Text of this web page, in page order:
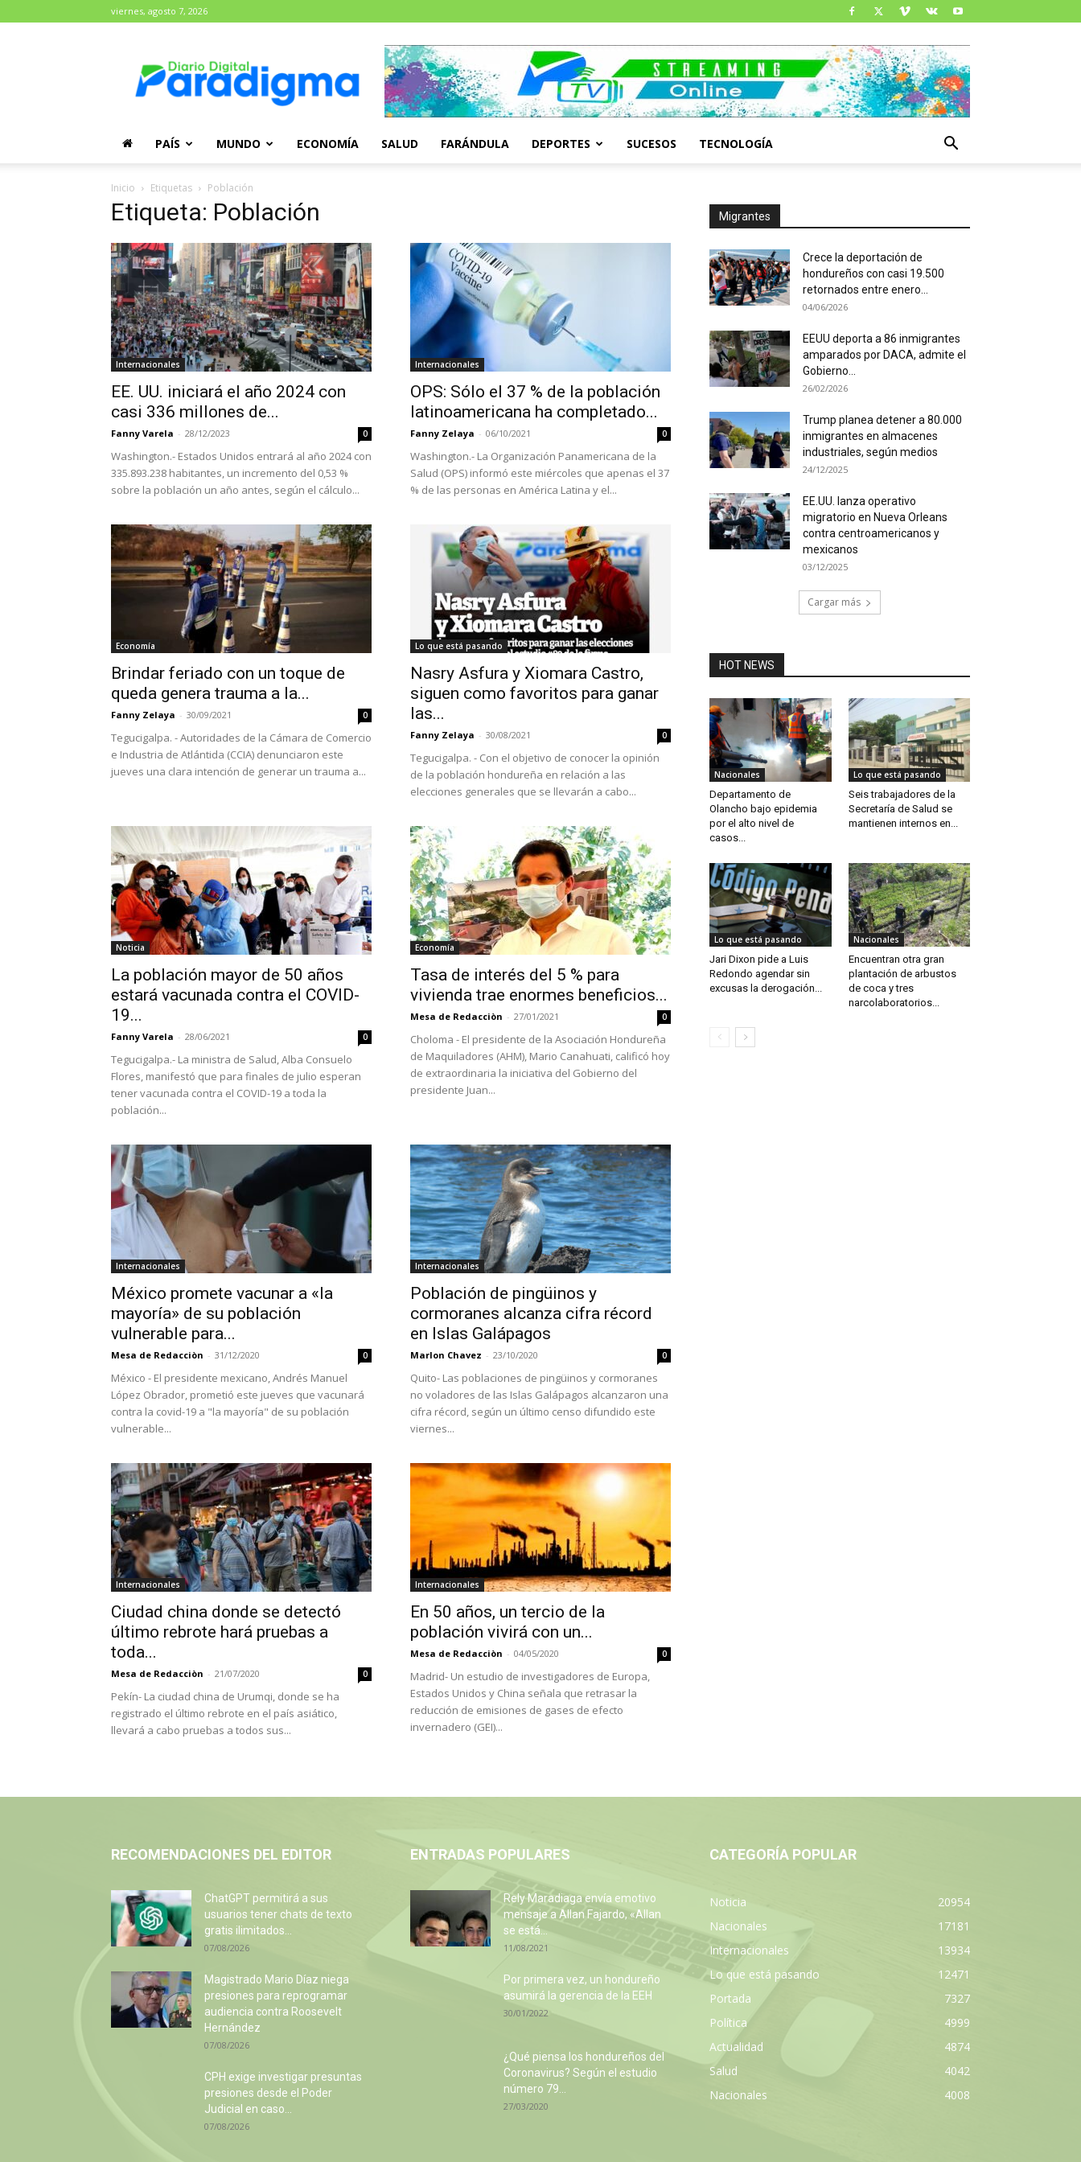
viernes, agosto 7, 2026
Paradigma
PAÍS MUNDO ECONOMÍA SALUD FARÁNDULA DEPORTES SUCESOS TECNOLOGÍA
Inicio Etiquetas Población
Etiqueta: Población
Internacionales
EE. UU. iniciará el año 2024 con
casi 336 millones de...
Fanny Varela - 28/12/2023 0
Washington.- Estados Unidos entrará al año 2024 con
335.893.238 habitantes, un incremento del 0,53 %
sobre la población un año antes, según el cálculo...
Internacionales
OPS: Sólo el 37 % de la población
latinoamericana ha completado...
Fanny Zelaya - 06/10/2021 0
Washington.- La Organización Panamericana de la
Salud (OPS) informó este miércoles que apenas el 37
% de las personas en América Latina y el...
Economía
Brindar feriado con un toque de
queda genera trauma a la...
Fanny Zelaya - 30/09/2021 0
Tegucigalpa. - Autoridades de la Cámara de Comercio
e Industria de Atlántida (CCIA) denunciaron este
jueves una clara intención de generar un trauma a...
Lo que está pasando
Nasry Asfura y Xiomara Castro,
siguen como favoritos para ganar
las...
Fanny Zelaya - 30/08/2021 0
Tegucigalpa. - Con el objetivo de conocer la opinión
de la población hondureña en relación a las
elecciones generales que se llevarán a cabo...
Noticia
La población mayor de 50 años
estará vacunada contra el COVID-
19...
Fanny Varela - 28/06/2021 0
Tegucigalpa.- La ministra de Salud, Alba Consuelo
Flores, manifestó que para finales de julio esperan
tener vacunada contra el COVID-19 a toda la
población...
Economía
Tasa de interés del 5 % para
vivienda trae enormes beneficios...
Mesa de Redacciòn - 27/01/2021 0
Choloma - El presidente de la Asociación Hondureña
de Maquiladores (AHM), Mario Canahuati, calificó hoy
de extraordinaria la iniciativa del Gobierno del
presidente Juan...
Internacionales
México promete vacunar a «la
mayoría» de su población
vulnerable para...
Mesa de Redacciòn - 31/12/2020 0
México - El presidente mexicano, Andrés Manuel
López Obrador, prometió este jueves que vacunará
contra la covid-19 a "la mayoría" de su población
vulnerable...
Internacionales
Población de pingüinos y
cormoranes alcanza cifra récord
en Islas Galápagos
Marlon Chavez - 23/10/2020 0
Quito- Las poblaciones de pingüinos y cormoranes
no voladores de las Islas Galápagos alcanzaron una
cifra récord, según un último censo difundido este
viernes...
Internacionales
Ciudad china donde se detectó
último rebrote hará pruebas a
toda...
Mesa de Redacciòn - 21/07/2020 0
Pekín- La ciudad china de Urumqi, donde se ha
registrado el último rebrote en el país asiático,
llevará a cabo pruebas a todos sus...
Internacionales
En 50 años, un tercio de la
población vivirá con un...
Mesa de Redacciòn - 04/05/2020 0
Madrid- Un estudio de investigadores de Europa,
Estados Unidos y China señala que retrasar la
reducción de emisiones de gases de efecto
invernadero (GEI)...
Migrantes
Crece la deportación de
hondureños con casi 19.500
retornados entre enero...
04/06/2026
EEUU deporta a 86 inmigrantes
amparados por DACA, admite el
Gobierno...
26/02/2026
Trump planea detener a 80.000
inmigrantes en almacenes
industriales, según medios
24/12/2025
EE.UU. lanza operativo
migratorio en Nueva Orleans
contra centroamericanos y
mexicanos
03/12/2025
Cargar más
HOT NEWS
Nacionales
Departamento de
Olancho bajo epidemia
por el alto nivel de
casos...
Lo que está pasando
Seis trabajadores de la
Secretaría de Salud se
mantienen internos en...
Lo que está pasando
Jari Dixon pide a Luis
Redondo agendar sin
excusas la derogación...
Nacionales
Encuentran otra gran
plantación de arbustos
de coca y tres
narcolaboratorios...
RECOMENDACIONES DEL EDITOR
ChatGPT permitirá a sus
usuarios tener chats de texto
gratis ilimitados...
07/08/2026
Magistrado Mario Díaz niega
presiones para reprogramar
audiencia contra Roosevelt
Hernández
07/08/2026
CPH exige investigar presuntas
presiones desde el Poder
Judicial en caso...
07/08/2026
ENTRADAS POPULARES
Rely Maradiaga envía emotivo
mensaje a Allan Fajardo, «Allan
se está...
11/08/2021
Por primera vez, un hondureño
asumirá la gerencia de la EEH
30/01/2022
¿Qué piensa los hondureños del
Coronavirus? Según el estudio
número 79...
27/03/2020
CATEGORÍA POPULAR
Noticia
20954
Nacionales
17181
Internacionales
13934
Lo que está pasando
12471
Portada
7327
Política
4999
Actualidad
4874
Salud
4042
Nacionales
4008